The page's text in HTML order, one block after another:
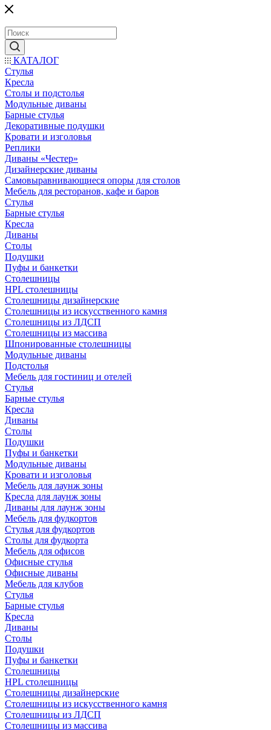
КАТАЛОГ
Стулья
Кресла
Столы и подстолья
Модульные диваны
Барные стулья
Декоративные подушки
Кровати и изголовья
Реплики
Диваны «Честер»
Дизайнерские диваны
Самовыравнивающиеся опоры для столов
Мебель для ресторанов, кафе и баров
Стулья
Барные стулья
Кресла
Диваны
Столы
Подушки
Пуфы и банкетки
Столешницы
HPL столешницы
Столешницы дизайнерские
Столешницы из искусственного камня
Столешницы из ЛДСП
Столешницы из массива
Шпонированные столешницы
Модульные диваны
Подстолья
Мебель для гостиниц и отелей
Стулья
Барные стулья
Кресла
Диваны
Столы
Подушки
Пуфы и банкетки
Модульные диваны
Кровати и изголовья
Мебель для лаунж зоны
Кресла для лаунж зоны
Диваны для лаунж зоны
Мебель для фудкортов
Стулья для фудкортов
Столы для фудкорта
Мебель для офисов
Офисные стулья
Офисные диваны
Мебель для клубов
Стулья
Барные стулья
Кресла
Диваны
Столы
Подушки
Пуфы и банкетки
Столешницы
HPL столешницы
Столешницы дизайнерские
Столешницы из искусственного камня
Столешницы из ЛДСП
Столешницы из массива